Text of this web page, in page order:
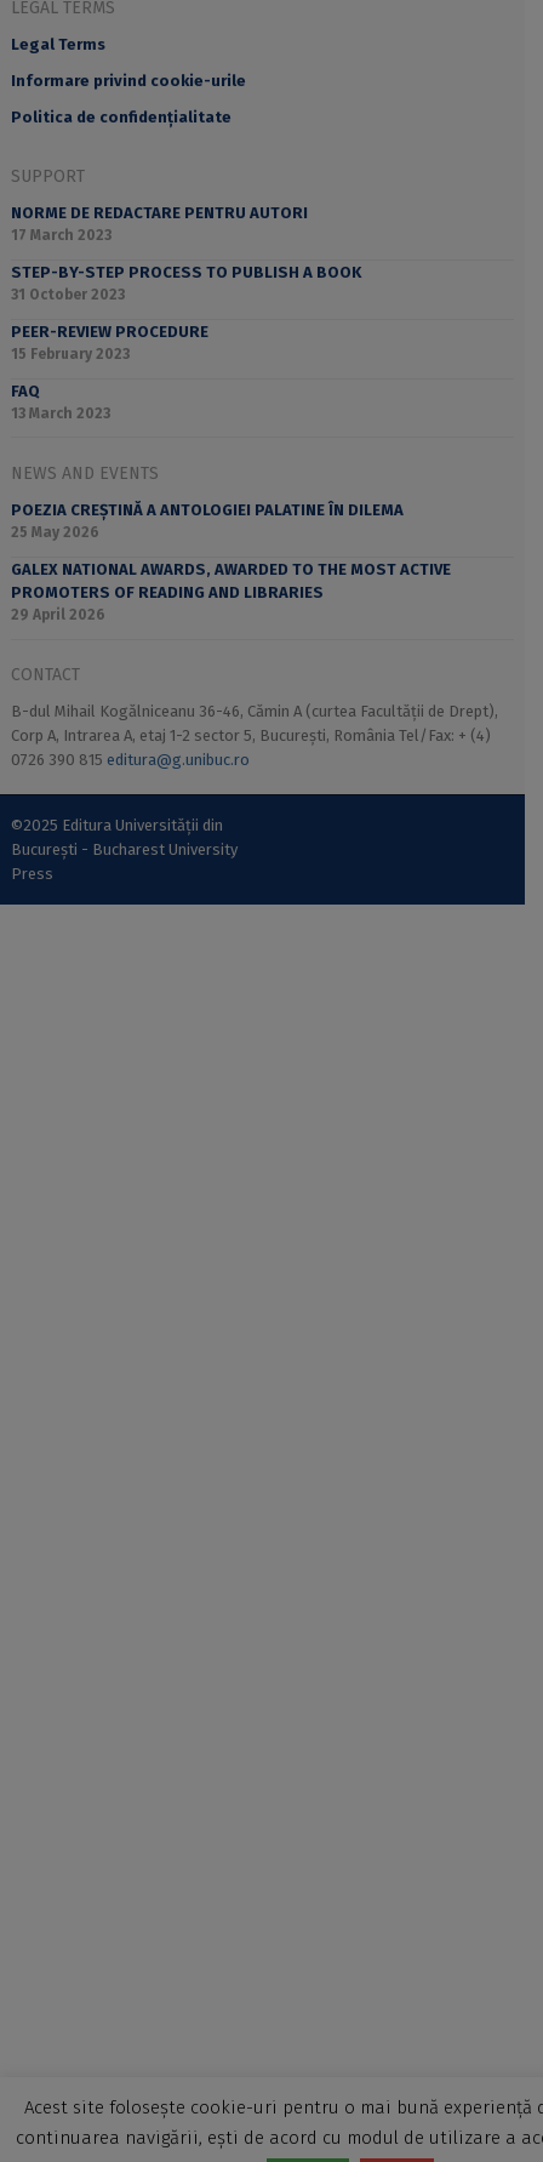
LEGAL TERMS
Legal Terms
Informare privind cookie-urile
Politica de confidențialitate
SUPPORT
NORME DE REDACTARE PENTRU AUTORI
17 March 2023
STEP-BY-STEP PROCESS TO PUBLISH A BOOK
31 October 2023
PEER-REVIEW PROCEDURE
15 February 2023
FAQ
13 March 2023
NEWS AND EVENTS
POEZIA CREȘTINĂ A ANTOLOGIEI PALATINE ÎN DILEMA
25 May 2026
GALEX NATIONAL AWARDS, AWARDED TO THE MOST ACTIVE
PROMOTERS OF READING AND LIBRARIES
29 April 2026
CONTACT
B-dul Mihail Kogălniceanu 36-46, Cămin A (curtea Facultății de Drept),
Corp A, Intrarea A, etaj 1-2 sector 5, București, România Tel/Fax: + (4)
0726 390 815 editura@g.unibuc.ro
©2025 Editura Universității din
București - Bucharest University
Press
Acest site folosește cookie-uri pentru o mai bună experiență
continuarea navigării, ești de acord cu modul de utilizare a